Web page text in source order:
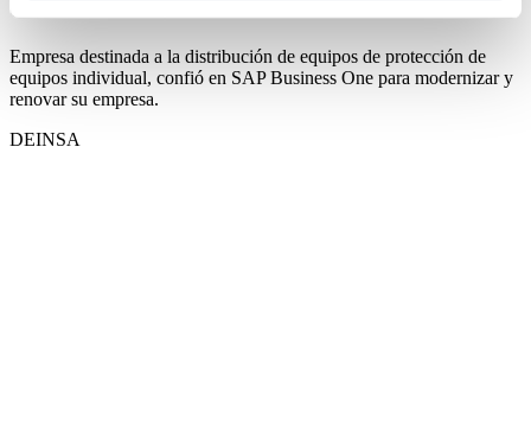
Caso de éxito - Deinsa
Empresa destinada a la distribución de equipos de protección de
equipos individual, confió en SAP Business One para modernizar y
renovar su empresa.
DEINSA